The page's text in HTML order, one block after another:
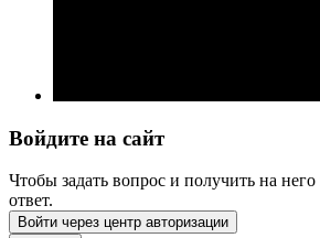
Войдите на сайт
Чтобы задать вопрос и получить на
ответ.
Войти через центр авторизации